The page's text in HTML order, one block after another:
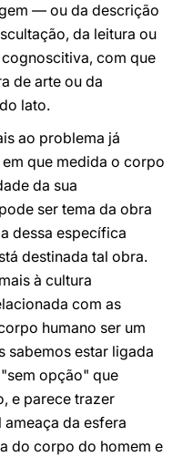
— ou da descrição
da leitura ou
com que
de arte ou da
lato.
ao problema já
que medida o corpo
da sua
ser tema da obra
dessa específica
destinada tal obra.
à cultura
com as
humano ser um
sabemos estar ligada
opção" que
e parece trazer
da esfera
do corpo do homem e